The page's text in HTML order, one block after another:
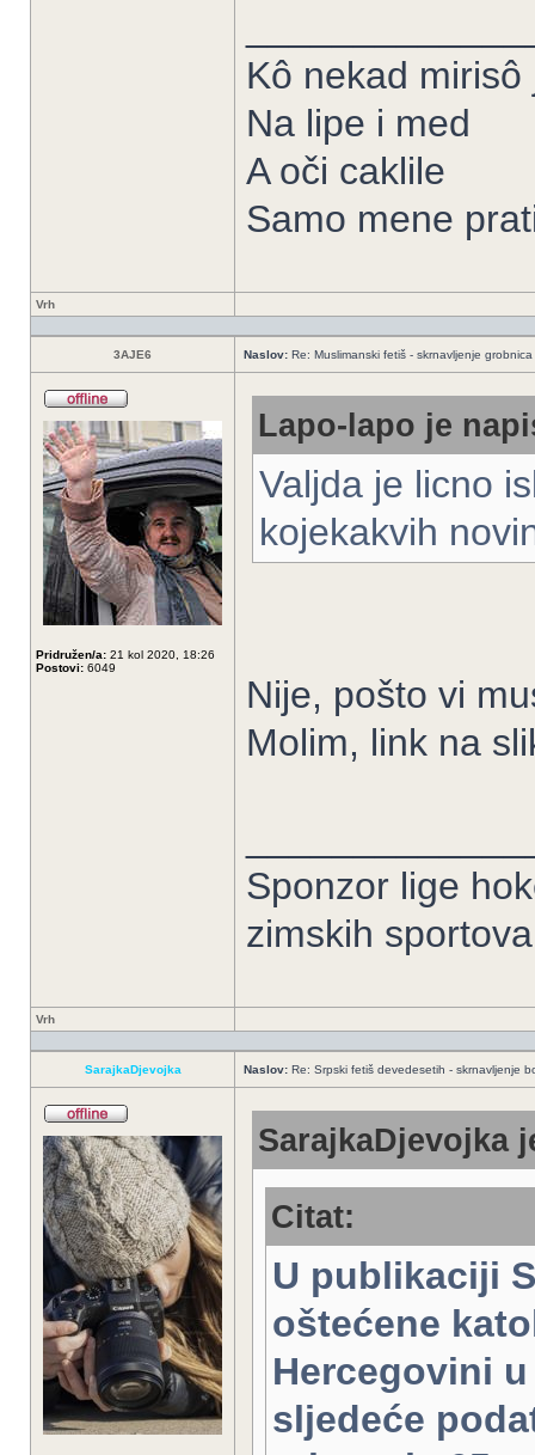
Kô nekad mirisô
Na lipe i med
A oči caklile
Samo mene
Vrh
3AJE6 Naslov: Re: Muslimanski fetiš - skrnavljenje
Pridružen/a: 21 kol 2020, 18:26
Postovi: 6049
Lapo-lapo je
Valjda je licno
kojekakvih
Nije, pošto vi
Molim, link na
Sponzor lige
zimskih
Vrh
SarajkaDjevojka Naslov: Re: Srpski fetiš devedesetih - skrnavljenje
SarajkaDjevojka
Citat:
U publikaciji
oštećene
Hercegovini
sljedeće